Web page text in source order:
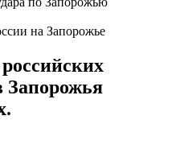
на Запорожье
Запорожья